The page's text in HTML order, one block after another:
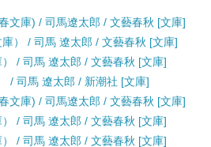
文庫) / 司馬遼太郎 / 文藝春秋 [文庫]
） / 司馬 遼太郎 / 文藝春秋 [文庫]
/ 司馬 遼太郎 / 文藝春秋 [文庫]
/ 司馬 遼太郎 / 新潮社 [文庫]
文庫) / 司馬遼太郎 / 文藝春秋 [文庫]
/ 司馬 遼太郎 / 文藝春秋 [文庫]
/ 司馬 遼太郎 / 文藝春秋 [文庫]